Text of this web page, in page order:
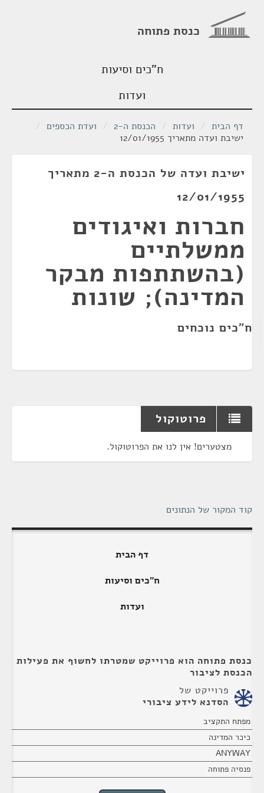
כנסת פתוחה
ח"כים וסיעות
ועדות
דף הבית / ועדות / הכנסת ה-2 / ועדת הכספים /
ישיבת ועדה מתאריך 12/01/1955
ישיבת ועדה של הכנסת ה-2 מתאריך
12/01/1955
חברות ואיגודים
ממשלתיים
(בהשתתפות מבקר
המדינה); שונות
ח"כים נוכחים
פרוטוקול
מצטערים! אין לנו את הפרוטוקול.
קוד המקור של הנתונים
דף הבית
ח"כים וסיעות
ועדות
כנסת פתוחה הוא פרוייקט שמטרתו לחשוף את פעילות
הכנסת לציבור
פרוייקט של
הסדנא לידע ציבורי
מפתח התקציב
כיכר המדינה
ANYWAY
פנסיה פתוחה